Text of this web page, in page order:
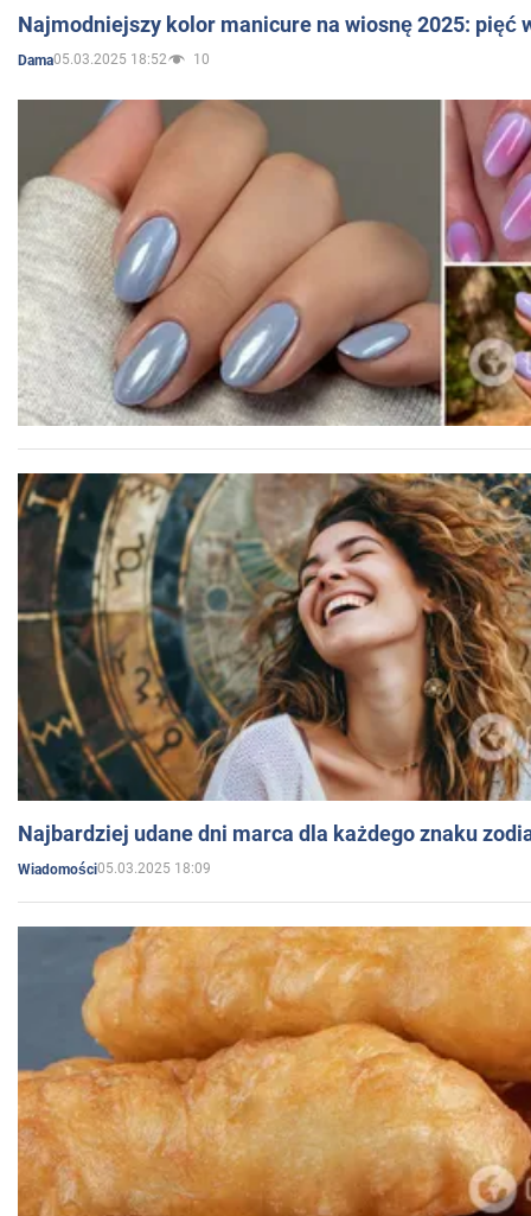
Najmodniejszy kolor manicure na wiosnę 2025: pięć
Dama05.03.2025 18:52 10
Najbardziej udane dni marca dla każdego znaku
Wiadomości05.03.2025 18:09